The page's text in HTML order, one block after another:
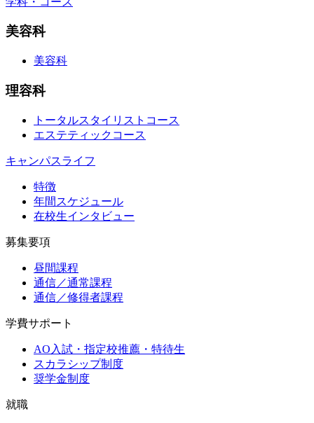
美容科
美容科
理容科
トータルスタイリストコース
エステティックコース
キャンパスライフ
特徴
年間スケジュール
在校生インタビュー
募集要項
昼間課程
通信／通常課程
通信／修得者課程
学費サポート
AO入試・指定校推薦・特待生
スカラシップ制度
奨学金制度
就職